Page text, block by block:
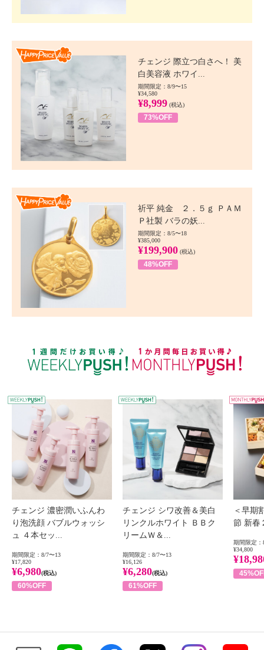
チェンジ 際立つ白さへ！ 美
白美容液 ホワイ...
期間限定：8/9〜15
¥34,580
¥8,999 (税込)
73%OFF
祈平 純金 ２．５ｇ ＰＡＭ
Ｐ社製 バラの妖...
期間限定：8/5〜18
¥385,000
¥199,900 (税込)
48%OFF
WEEKLY PUSH
チェンジ 濃密潤いふんわ
り泡洗顔 バブルウォッシ
ュ ４本セッ...
期間限定：8/7〜13
¥17,820
¥6,980(税込)
60%OFF
チェンジ シワ改善＆美白
リンクルホワイト ＢＢク
リームＷ＆...
期間限定：8/7〜13
¥16,126
¥6,280(税込)
61%OFF
＜早期
節 新春
期間限定：
¥34,800